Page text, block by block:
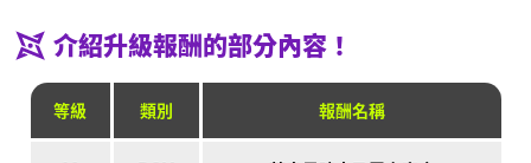
介紹升級報酬的部分內容！
等級 類別 報酬名稱